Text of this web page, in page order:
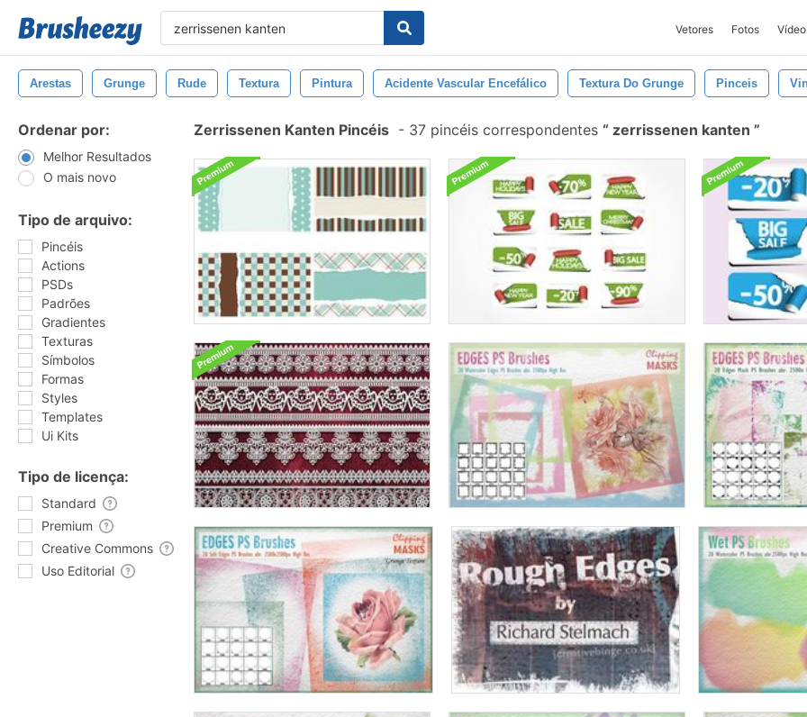
Vetores Fotos Vídeo
Arestas Grunge Rude Textura Pintura Acidente Vascular Encefálico Textura Do Grunge Pinceis
Ordenar por:
Melhor Resultados
O mais novo
Tipo de arquivo:
Pincéis
Actions
PSDs
Padrões
Gradientes
Texturas
Símbolos
Formas
Styles
Templates
Ui Kits
Tipo de licença:
Standard
Premium
Creative Commons
Uso Editorial
Zerrissenen Kanten Pincéis - 37 pincéis correspondentes zerrissenen kanten